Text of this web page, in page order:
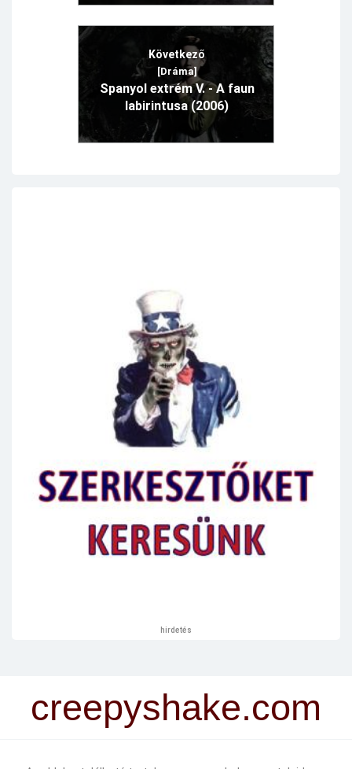
Következő
[Dráma]
Spanyol extrém V. - A faun
labirintusa (2006)
hirdetés
creepyshake.com